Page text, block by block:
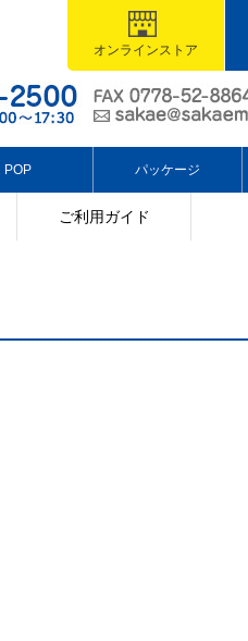
オンラインストア
ご利用ガイド
POP パッケージ